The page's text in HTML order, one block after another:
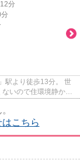
分
分
より徒歩13分。 世
いので住環境静か。
こちら